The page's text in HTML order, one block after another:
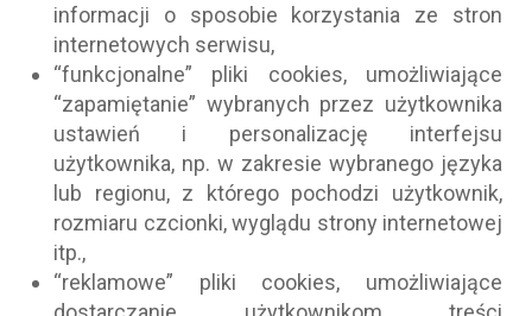
informacji o sposobie korzystania ze stron
internetowych serwisu,
“funkcjonalne” pliki cookies, umożliwiające
“zapamiętanie” wybranych przez użytkownika
ustawień i personalizację interfejsu
użytkownika, np. w zakresie wybranego języka
lub regionu, z którego pochodzi użytkownik,
rozmiaru czcionki, wyglądu strony internetowej
itp.,
“reklamowe” pliki cookies, umożliwiające